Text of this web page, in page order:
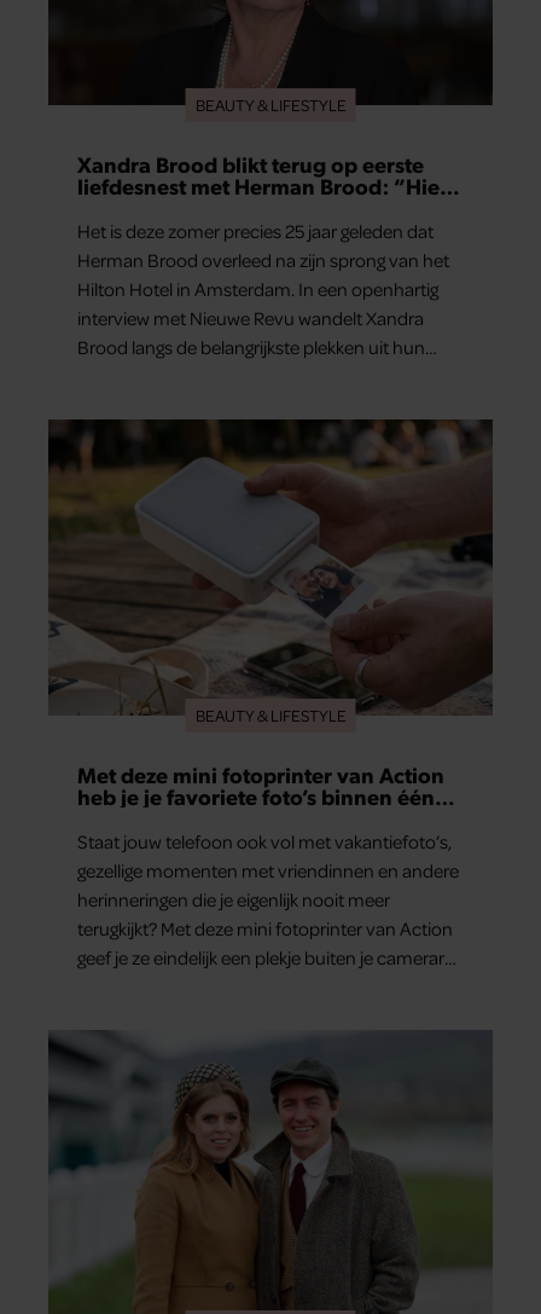
BEAUTY & LIFESTYLE
Xandra Brood blikt terug op eerste
liefdesnest met Herman Brood: “Hier
Het is deze zomer precies 25 jaar geleden dat
Herman Brood overleed na zijn sprong van het
Hilton Hotel in Amsterdam. In een openhartig
interview met Nieuwe Revu wandelt Xandra
Brood langs de belangrijkste plekken uit hun
aan herinneringen op. Daar begon hun leven
samen en werd dochter Lola geboren.
BEAUTY & LIFESTYLE
Met deze mini fotoprinter van Action
heb je je favoriete foto’s binnen één
Staat jouw telefoon ook vol met vakantiefoto’s,
gezellige momenten met vriendinnen en andere
herinneringen die je eigenlijk nooit meer
terugkijkt? Met deze mini fotoprinter van Action
geef je ze eindelijk een plekje buiten je camerarol.